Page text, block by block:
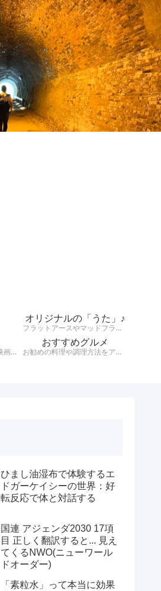
オリジナルの「うた」♪
フラットアースやマッドフラッド、健康や興味のあることをオリジナルの歌詞とリズムで発信！！！！
印象に残ったオススメの映画を紹介します。
おすすめグルメ
お勧めの料理や調理方法をアウトプットする。
ひまし油湿布で体験するエ
ドガーケイシーの世界：好
転反応で体と対話する
国連 アジェンダ2030 17項
目 正しく翻訳すると... 見え
てくるNWO(ニューワール
ドオーダー)
「素粒水」って本当に効果